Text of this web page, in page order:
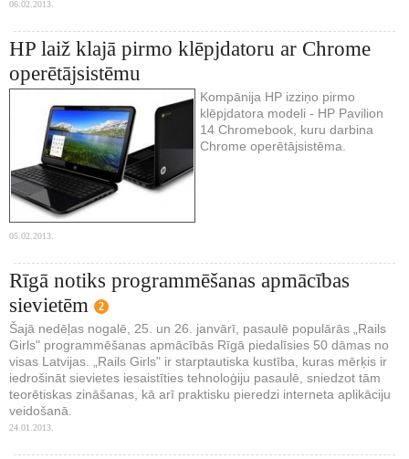
06.02.2013.
HP laiž klajā pirmo klēpjdatoru ar Chrome
operētājsistēmu
Kompānija HP izziņo pirmo
klēpjdatora modeli - HP Pavilion
14 Chromebook, kuru darbina
Chrome operētājsistēma.
05.02.2013.
Rīgā notiks programmēšanas apmācības
sievietēm
2
Šajā nedēļas nogalē, 25. un 26. janvārī, pasaulē populārās „Rails
Girls" programmēšanas apmācībās Rīgā piedalīsies 50 dāmas no
visas Latvijas. „Rails Girls" ir starptautiska kustība, kuras mērķis ir
iedrošināt sievietes iesaistīties tehnoloģiju pasaulē, sniedzot tām
teorētiskas zināšanas, kā arī praktisku pieredzi interneta aplikāciju
veidošanā.
24.01.2013.